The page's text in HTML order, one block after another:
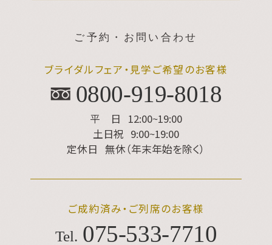
ご予約・お問い合わせ
ブライダルフェア・見学ご希望のお客様
0800-919-8018
平 日
12:00~19:00
土日祝 9:00~19:00
定休日 無休（年末年始を除く）
ご成約済み・ご列席のお客様
Tel. 075-533-7710